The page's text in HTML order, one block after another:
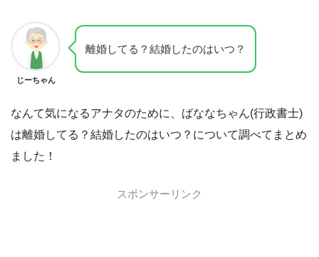
じーちゃん
離婚してる？結婚したのはいつ？
なんて気になるアナタのために、ばななちゃん(行政書士)
は離婚してる？結婚したのはいつ？について調べてまとめ
ました！
スポンサーリンク